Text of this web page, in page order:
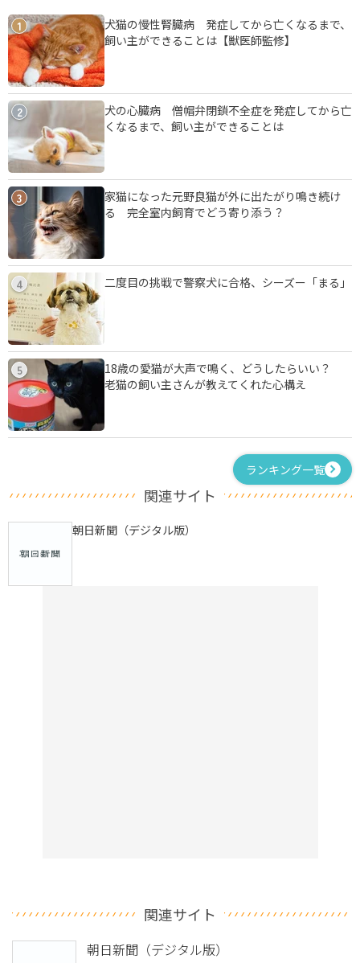
1
犬猫の慢性腎臓病 発症してから亡くなるまで、
飼い主ができることは【獣医師監修】
2
犬の心臓病 僧帽弁閉鎖不全症を発症してから亡
くなるまで、飼い主ができることは
3
家猫になった元野良猫が外に出たがり鳴き続け
る 完全室内飼育でどう寄り添う？
4 二度目の挑戦で警察犬に合格、シーズー「まる」
5
18歳の愛猫が大声で鳴く、どうしたらいい？
老猫の飼い主さんが教えてくれた心構え
ランキング一覧
関連サイト
朝日新聞（デジタル版）
関連サイト
朝日新聞（デジタル版）